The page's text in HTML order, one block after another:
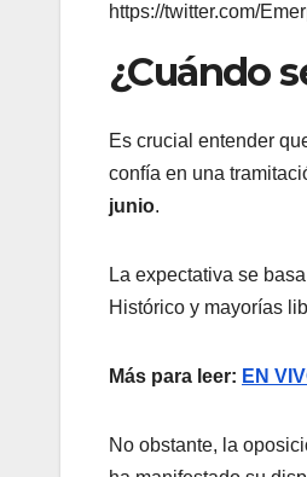
https://twitter.com/
¿Cuándo
Es crucial entender
confía en una
junio.
La expectativa se
Histórico y mayorías
Más para leer: EN
No obstante, la